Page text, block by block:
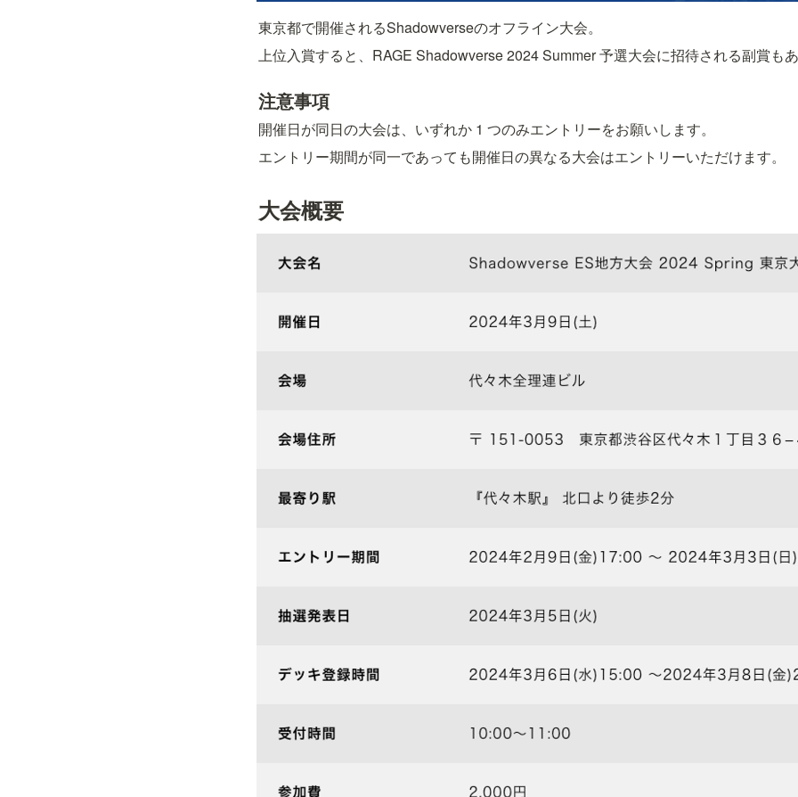
東京都で開催されるShadowverseのオフライン大会。
上位入賞すると、RAGE Shadowverse 2024 Summer 予選大会に招待される副賞もあ
注意事項
開催日が同日の大会は、いずれか 1 つのみエントリーをお願いします。
エントリー期間が同一であっても開催日の異なる大会はエントリーいただけます。
大会概要